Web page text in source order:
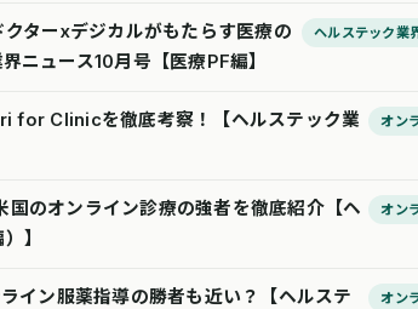
ターxデジカルがもたらす医療の
ニュース10月号【医療PF編】
ヘルステック業
for Clinicを徹底考察！【ヘルステック業
オン
のオンライン診療の強者を徹底紹介【ヘ
】
オン
イン服薬指導の勝者も近い？【ヘルステ
オン